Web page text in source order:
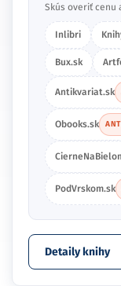
Skús overiť cenu
Inlibri
Bux.sk
Antikvariat.sk
Obooks.sk
PodVrskom.sk
Detaily knihy